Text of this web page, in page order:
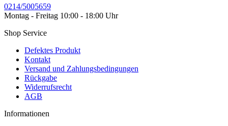
0214/5005659
Montag - Freitag 10:00 - 18:00 Uhr
Shop Service
Defektes Produkt
Kontakt
Versand und Zahlungsbedingungen
Rückgabe
Widerrufsrecht
AGB
Informationen